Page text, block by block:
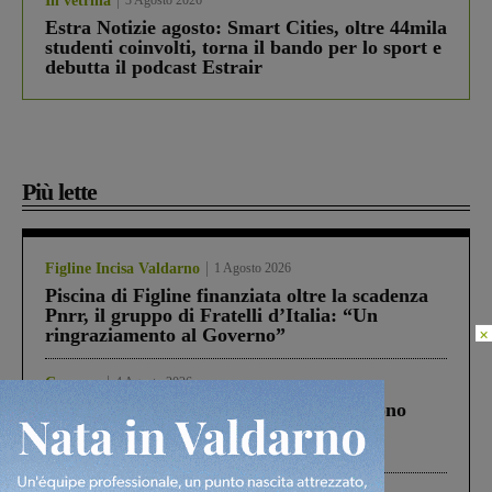
Estra Notizie agosto: Smart Cities, oltre 44mila
studenti coinvolti, torna il bando per lo sport e
debutta il podcast Estrair
Più lette
Figline Incisa Valdarno 1 Agosto 2026
Piscina di Figline finanziata oltre la scadenza
Pnrr, il gruppo di Fratelli d’Italia: “Un
ringraziamento al Governo”
Cronaca 4 Agosto 2026
Un anno fa la strage in A1 in cui morirono
Gianni, Giulia e Franco. Lo schianto, il
processo, lo stop ai sorpassi fra tir....
×